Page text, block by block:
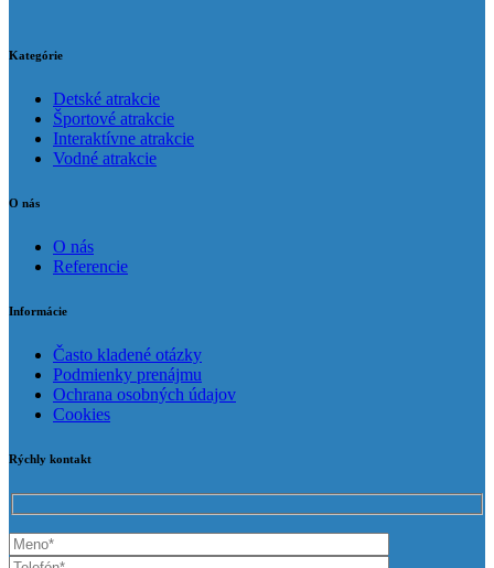
Kategórie
Detské atrakcie
Športové atrakcie
Interaktívne atrakcie
Vodné atrakcie
O nás
O nás
Referencie
Informácie
Často kladené otázky
Podmienky prenájmu
Ochrana osobných údajov
Cookies
Rýchly kontakt